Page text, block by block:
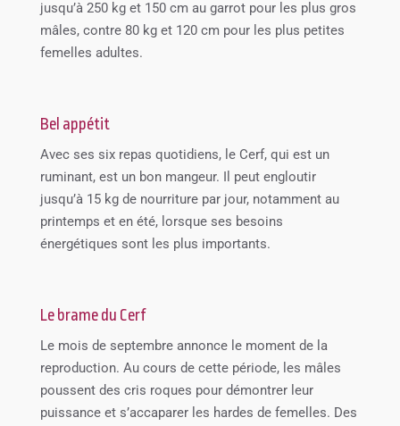
jusqu’à 250 kg et 150 cm au garrot pour les plus gros
mâles, contre 80 kg et 120 cm pour les plus petites
femelles adultes.
Bel appétit
Avec ses six repas quotidiens, le Cerf, qui est un
ruminant, est un bon mangeur. Il peut engloutir
jusqu’à 15 kg de nourriture par jour, notamment au
printemps et en été, lorsque ses besoins
énergétiques sont les plus importants.
Le brame du Cerf
Le mois de septembre annonce le moment de la
reproduction. Au cours de cette période, les mâles
poussent des cris roques pour démontrer leur
puissance et s’accaparer les hardes de femelles. Des